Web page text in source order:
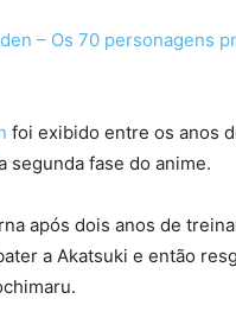
– Os 70 personagens
foi exibido entre os anos
segunda fase do anime.
após dois anos de
a Akatsuki e então